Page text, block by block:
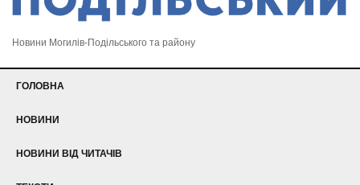
Новини Могилів-Подільського та району
ГОЛОВНА
НОВИНИ
НОВИНИ ВІД ЧИТАЧІВ